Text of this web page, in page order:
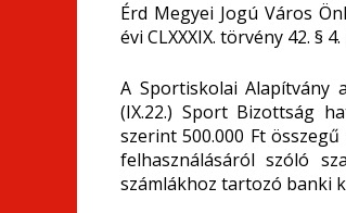
Érd Megyei Jogú Város
évi CLXXXIX. törvény 42. §
A Sportiskolai Alapítvány
(IX.22.) Sport Bizottság
szerint 500.000 Ft
felhasználásáról szóló
számlákhoz tartozó banki